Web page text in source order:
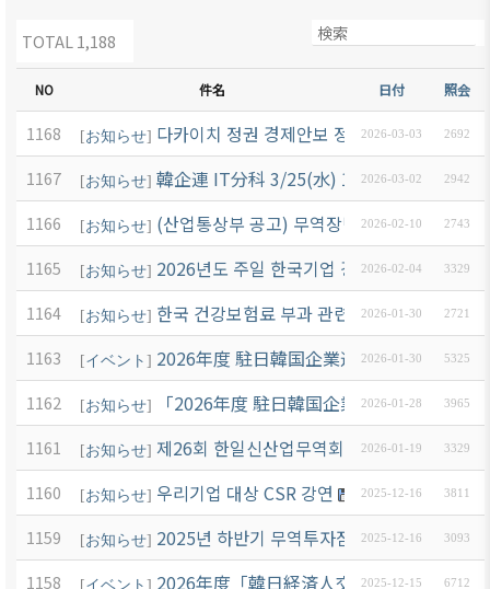
TOTAL 1,188
NO 件名 日付 照会
1168 [お知らせ] 다카이치 정권 경제안보 정책 설명회 개최 안
2026-03-03 2692
1167 [お知らせ] 韓企連 IT分科 3/25(水) 17:00～ 無料セミ
2026-03-02 2942
1166 [お知らせ] (산업통상부 공고) 무역장벽 조사 공고
2026-02-10 2743
1165 [お知らせ] 2026년도 주일 한국기업 경영환경 및 비즈니
2026-02-04 3329
1164 [お知らせ] 한국 건강보험료 부과 관련 안내2026-01-30 2721
1163 [イベント] 2026年度 駐日韓国企業連合会 定期総会
2026-01-30 5325
1162 [お知らせ] 「2026年度 駐日韓国企業 名簿」發刊 관
2026-01-28 3965
1161 [お知らせ] 제26회 한일신산업무역회의 개최 안내(신청
2026-01-19 3329
1160 [お知らせ] 우리기업 대상 CSR 강연 2025-12-16 3811
1159 [お知らせ] 2025년 하반기 무역투자점검회의 자료
2025-12-16 3093
1158 [イベント] 2026年度「韓日経済人交流の夕べ」ご臨
2025-12-15 6712